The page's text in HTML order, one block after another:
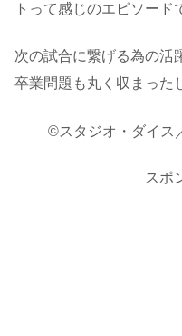
トって感じのエピソード
次の試合に繋げる為の活
卒業問題も丸く収まった
©スタジオ・ダイス
スポ